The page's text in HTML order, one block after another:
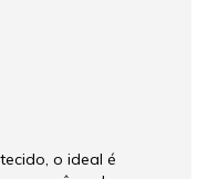
o ideal é